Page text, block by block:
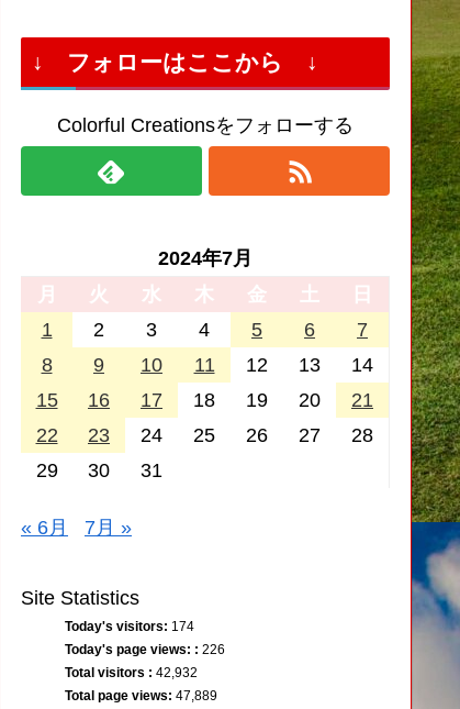
↓ フォローはここから ↓
Colorful Creationsをフォローする
2024年7月
月
火 水 木 金 土
日
1
2 3 4 5 6
7
8
9 10 11 12 13
14
15
16 17 18 19 20
21
22
23 24 25 26 27
28
29
30 31
« 6月 7月 »
Site Statistics
Today's visitors: 174
Today's page views: : 226
Total visitors : 42,932
Total page views: 47,889